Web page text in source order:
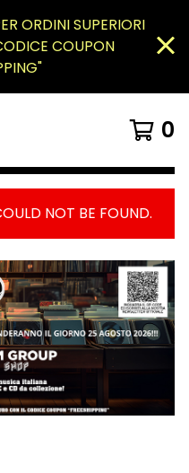
ORDINI SUPERIORI
COUPON
0
NOT BE FOUND.